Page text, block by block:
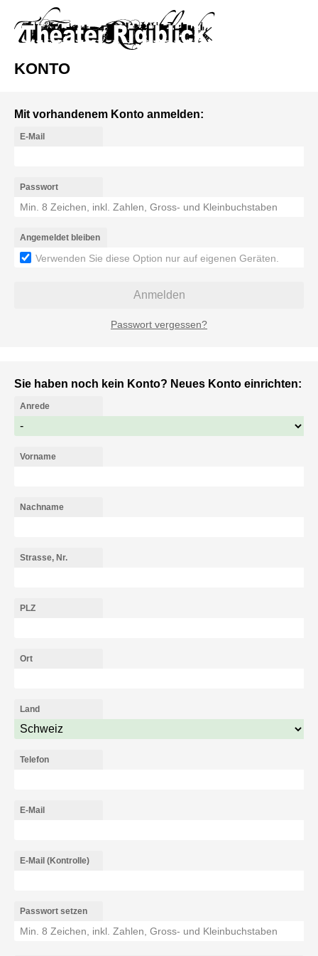
KONTO
Mit vorhandenem Konto anmelden:
E-Mail
Passwort
Angemeldet bleiben
Verwenden Sie diese Option nur auf eigenen Geräten.
Passwort vergessen?
Anmelden
Sie haben noch kein Konto? Neues Konto einrichten:
Anrede
Vorname
Nachname
Strasse, Nr.
PLZ
Ort
Land
Telefon
E-Mail
E-Mail (Kontrolle)
Passwort setzen